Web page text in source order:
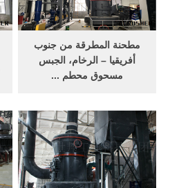
مطحنة المطرقة من جنوب
أفريقيا – الرخام، الجبس
مسحوق محطم ...
مطحنة طحن سعر الحجر في
جنوب أفريقيا.